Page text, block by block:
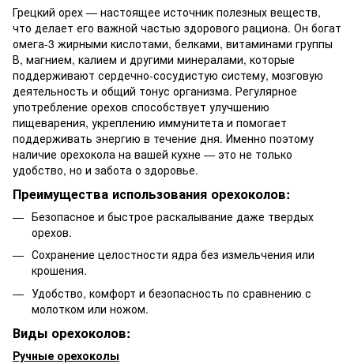
Грецкий орех — настоящее источник полезных веществ,
что делает его важной частью здорового рациона. Он богат
омега-3 жирными кислотами, белками, витаминами группы
В, магнием, калием и другими минералами, которые
поддерживают сердечно-сосудистую систему, мозговую
деятельность и общий тонус организма. Регулярное
употребление орехов способствует улучшению
пищеварения, укреплению иммунитета и помогает
поддерживать энергию в течение дня. Именно поэтому
наличие орехокола на вашей кухне — это не только
удобство, но и забота о здоровье.
Преимущества использования орехоколов:
Безопасное и быстрое раскалывание даже твердых
орехов.
Сохранение целостности ядра без измельчения или
крошения.
Удобство, комфорт и безопасность по сравнению с
молотком или ножом.
Виды орехоколов:
Ручные орехоколы